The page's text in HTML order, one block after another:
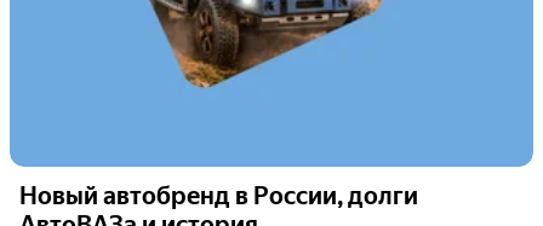
Новый автобренд в России, долги